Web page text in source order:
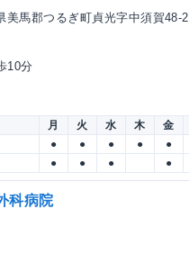
美馬郡つるぎ町貞光字中須賀48-2
10分
月 火 水 木 金
● ● ● ● ●
● ● ● ●
科病院